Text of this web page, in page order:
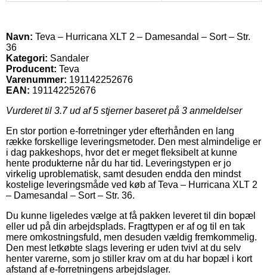
Navn: Teva – Hurricana XLT 2 – Damesandal – Sort – Str.
36
Kategori: Sandaler
Producent: Teva
Varenummer: 191142252676
EAN: 191142252676
Vurderet til 3.7ud af 5 stjerner baseret på 3 anmeldelser
En stor portion e-forretninger yder efterhånden en lang
række forskellige leveringsmetoder. Den mest almindelige er
i dag pakkeshops, hvor det er meget fleksibelt at kunne
hente produkterne når du har tid. Leveringstypen er jo
virkelig uproblematisk, samt desuden endda den mindst
kostelige leveringsmåde ved køb af Teva – Hurricana XLT 2
– Damesandal – Sort – Str. 36.
Du kunne ligeledes vælge at få pakken leveret til din bopæl
eller ud på din arbejdsplads. Fragttypen er af og til en tak
mere omkostningsfuld, men desuden vældig fremkommelig.
Den mest letkøbte slags levering er uden tvivl at du selv
henter varerne, som jo stiller krav om at du har bopæl i kort
afstand af e-forretningens arbejdslager.